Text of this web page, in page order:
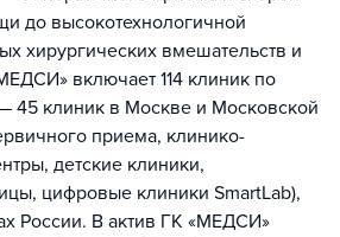
до высокотехнологичной
хирургических вмешательств и
включает 114 клиник по
45 клиник в Москве и Московской
приема, клинико-
детские клиники,
цифровые клиники SmartLab),
России. В актив ГК «МЕДСИ»